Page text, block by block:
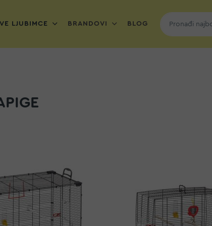
LJUBIMCE BRANDOVI BLOG